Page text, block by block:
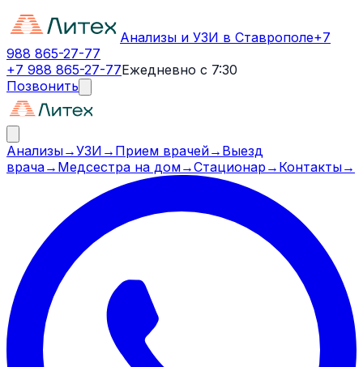
Анализы и УЗИ в Ставрополе+7
988 865-27-77
+7 988 865-27-77Ежедневно с 7:30
Позвонить
Анализы→УЗИ → Прием врачей→ Выезд
врача→ Медсестра на дом→Стационар → Контакты→